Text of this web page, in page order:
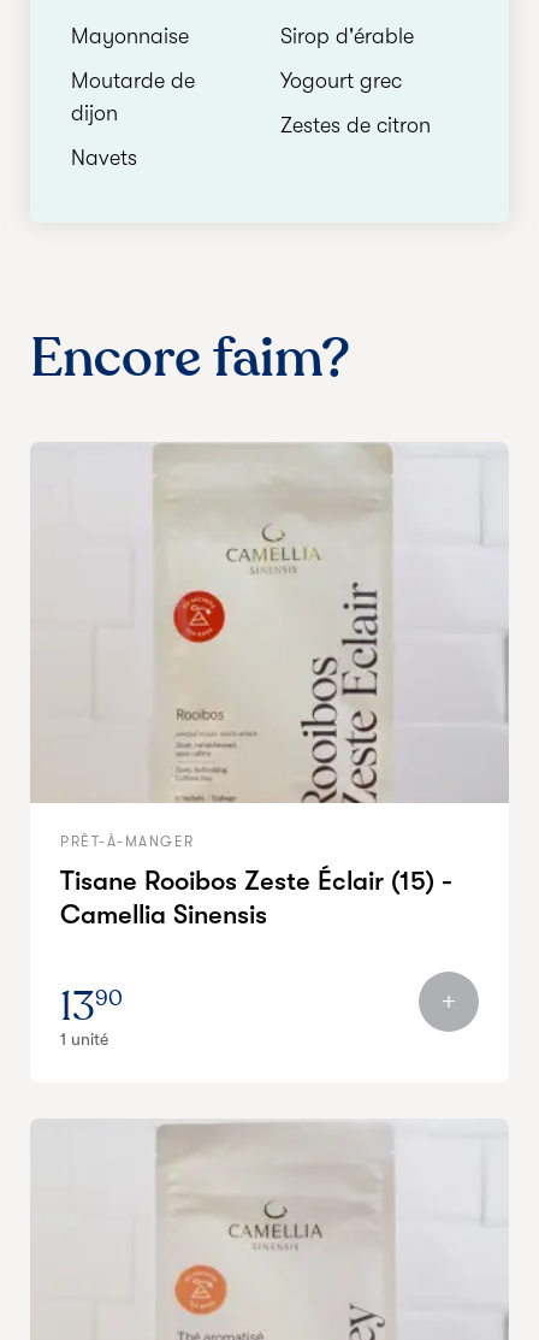
Mayonnaise
Moutarde de
dijon
Navets
Sirop d'érable
Yogourt grec
Zestes de citron
Encore faim?
PRÊT-À-MANGER
Tisane Rooibos Zeste Éclair (15) -
Camellia Sinensis
1390
1 unité